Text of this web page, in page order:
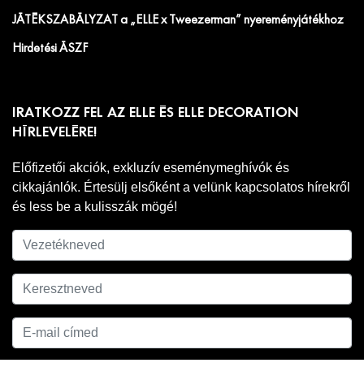
JÁTÉKSZABÁLYZAT a „ELLE x Tweezerman” nyereményjátékhoz
Hirdetési ÁSZF
IRATKOZZ FEL AZ ELLE ÉS ELLE DECORATION
HÍRLEVELÉRE!
Előfizetői akciók, exkluzív eseménymeghívók és
cikkajánlók. Értesülj elsőként a velünk kapcsolatos hírekről
és less be a kulisszák mögé!